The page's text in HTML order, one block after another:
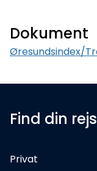
Dokument
Øresundsindex/
Find din
Privat